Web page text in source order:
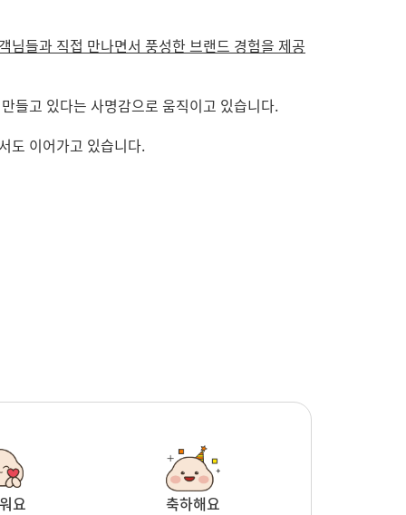
님들과 직접 만나면서 풍성한 브랜드 경험을 제공
들고 있다는 사명감으로 움직이고 있습니다.
도 이어가고 있습니다.
요
축하해요